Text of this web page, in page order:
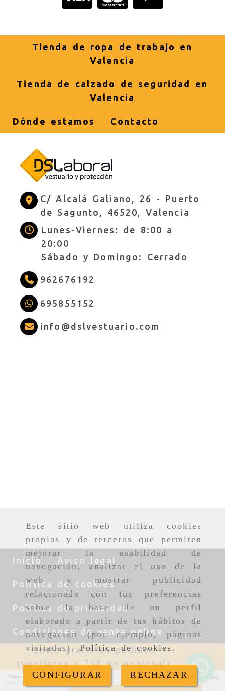
Este sitio web utiliza cookies
propias y de terceros que permiten
mejorar la usabilidad de
navegación, analizar el uso de la
web y mostrar publicidad
relacionada con tus preferencias
sobre la base de un perfil
elaborado a partir de tus hábitos de
navegación (por ejemplo, páginas
visitadas).Política de cookies .
CONFIGURAR RECHAZAR
Tienda de ropa de trabajo en
Valencia
Tienda de calzado de seguridad en
Valencia
Dónde estamos Contacto
C/ Alcalá Galiano, 26 - Puerto
de Sagunto, 46520, Valencia
Lunes-Viernes: de 8:00 a
20:00
Sábado y Domingo: Cerrado
962676192
695855152
info dslvestuario.com
Inicio Aviso legal
Política de cookies
Política de privacidad
Condiciones de venta online
Envío gratis en pedidos
superiores a 75€ en península